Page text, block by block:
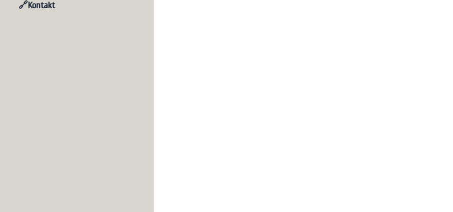
🔗Kontakt